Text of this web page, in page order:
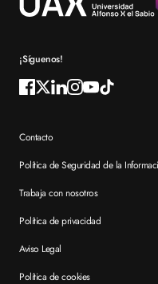
¡Síguenos!
Contacto
Política de Seguridad de la
Trabaja con nosotros
Política de privacidad
Aviso Legal
Política de cookies